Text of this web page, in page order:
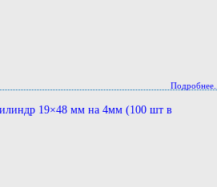
Подробнее...
19×48 мм на 4мм (100 шт в